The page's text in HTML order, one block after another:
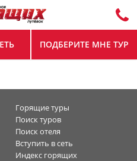
ПОДБЕРИТЕ МНЕ ТУР
Горящие туры
Поиск туров
Поиск отеля
Вступить в сеть
Индекс горящих